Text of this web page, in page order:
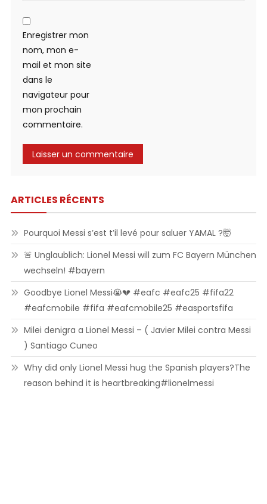
Enregistrer mon
nom, mon e-
mail et mon site
dans le
navigateur pour
mon prochain
commentaire.
ARTICLES RÉCENTS
Pourquoi Messi s’est t’il levé pour saluer YAMAL ?🤯
🚨 Unglaublich: Lionel Messi will zum FC Bayern München
wechseln! #bayern
Goodbye Lionel Messi😭💔 #eafc #eafc25 #fifa22
#eafcmobile #fifa #eafcmobile25 #easportsfifa
Milei denigra a Lionel Messi – ( Javier Milei contra Messi
) Santiago Cuneo
Why did only Lionel Messi hug the Spanish players?The
reason behind it is heartbreaking#lionelmessi